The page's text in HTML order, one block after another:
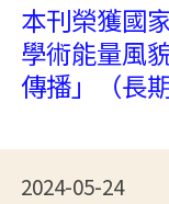
本刊榮獲國
學術能量風
傳播」（長
2024-05-24